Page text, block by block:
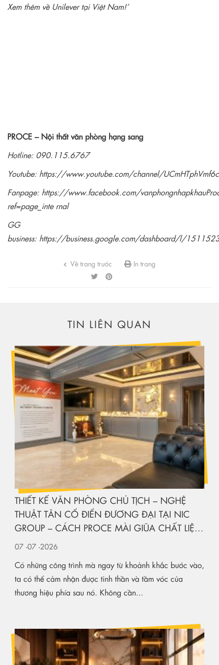
Xem thêm về Unilever tại Việt Nam!’
PROCE – Nội thất văn phòng hạng sang
Hotline: 090.115.6767
Youtube: https://www.youtube.com/channel/
Fanpage: https://www.facebook.com/
ref=page_inte rnal
GG
business: https://business.google.com/dashboard/l/
Về trang trước In trang
TIN LIÊN QUAN
THIẾT KẾ VĂN PHÒNG CHỦ TỊCH – NGHỆ
THUẬT TÂN CỔ ĐIỂN ĐƯƠNG ĐẠI TẠI NIC
GROUP – CÁCH PROCE MÀI GIŨA CHẤT LIỆU
KIẾN TẠO KHÔNG GIAN HẠNG SANG
07 -07 -2026
Có những công trình mà ngay từ khoảnh khắc bước vào,
ta có thể cảm nhận được tinh thần và tầm vóc của
thương hiệu phía sau nó. Không cần...